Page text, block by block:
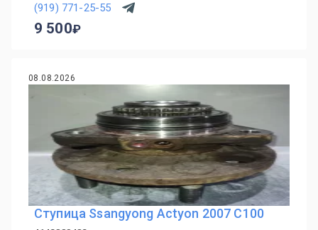
(919) 771-25-55
9 500
08.08.2026
Ступица Ssangyong Actyon 2007 C100